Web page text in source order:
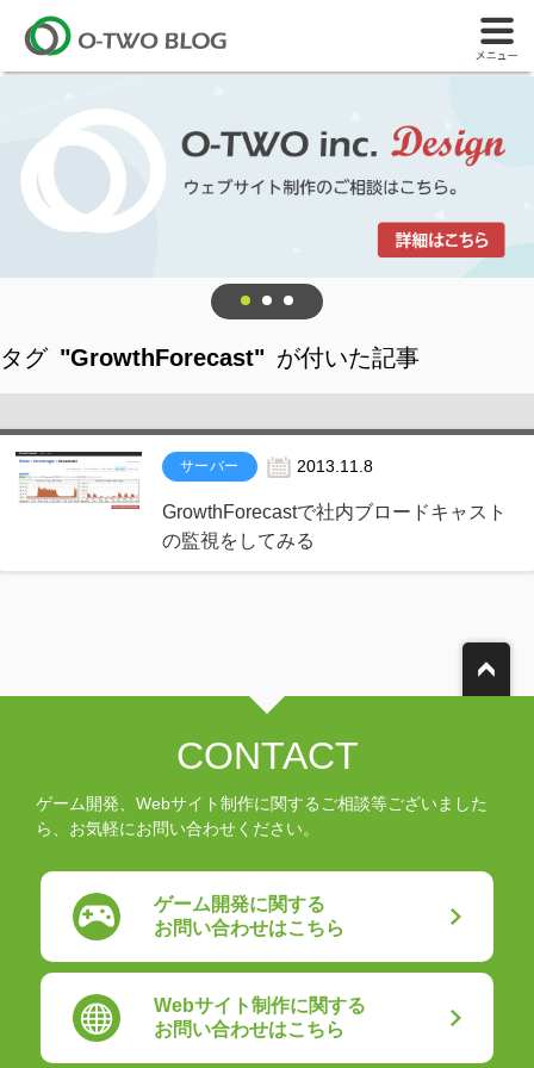
タグ "GrowthForecast" が付いた記事
サーバー 2013.11.8
GrowthForecastで社内ブロードキャスト
の監視をしてみる
CONTACT
ゲーム開発、Webサイト制作に関するご相談等ございました
ら、お気軽にお問い合わせください。
ゲーム開発に関する
お問い合わせはこちら
Webサイト制作に関する
お問い合わせはこちら